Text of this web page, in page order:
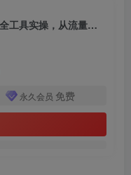
IP创富训练营｜抖音+视频号带货+AI全工具实操，从流量到变现闭环落地
永久会员 免费